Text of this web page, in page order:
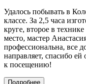
Удалось побывать в
классе. За 2,5 часа
круге, второе в
место, мастер
профессиональна, все
направляет, спасибо
к посещению!
Подробнее